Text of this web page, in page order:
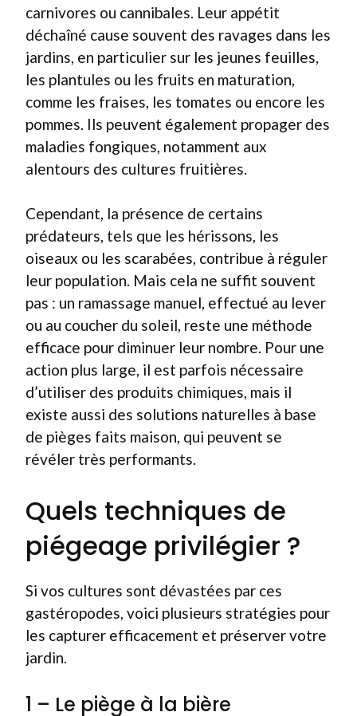
carnivores ou cannibales. Leur appétit
déchaîné cause souvent des ravages dans les
jardins, en particulier sur les jeunes feuilles,
les plantules ou les fruits en maturation,
comme les fraises, les tomates ou encore les
pommes. Ils peuvent également propager des
maladies fongiques, notamment aux
alentours des cultures fruitières.
Cependant, la présence de certains
prédateurs, tels que les hérissons, les
oiseaux ou les scarabées, contribue à réguler
leur population. Mais cela ne suffit souvent
pas : un ramassage manuel, effectué au lever
ou au coucher du soleil, reste une méthode
efficace pour diminuer leur nombre. Pour une
action plus large, il est parfois nécessaire
d’utiliser des produits chimiques, mais il
existe aussi des solutions naturelles à base
de pièges faits maison, qui peuvent se
révéler très performants.
Quels techniques de
piégeage privilégier ?
Si vos cultures sont dévastées par ces
gastéropodes, voici plusieurs stratégies pour
les capturer efficacement et préserver votre
jardin.
1 – Le piège à la bière